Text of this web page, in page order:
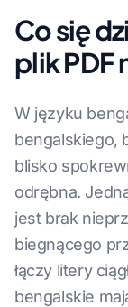
Co się
plik PDF
W języku
bengalskiego,
blisko
odrębna.
jest brak
biegnącego
łączy litery
bengalskie